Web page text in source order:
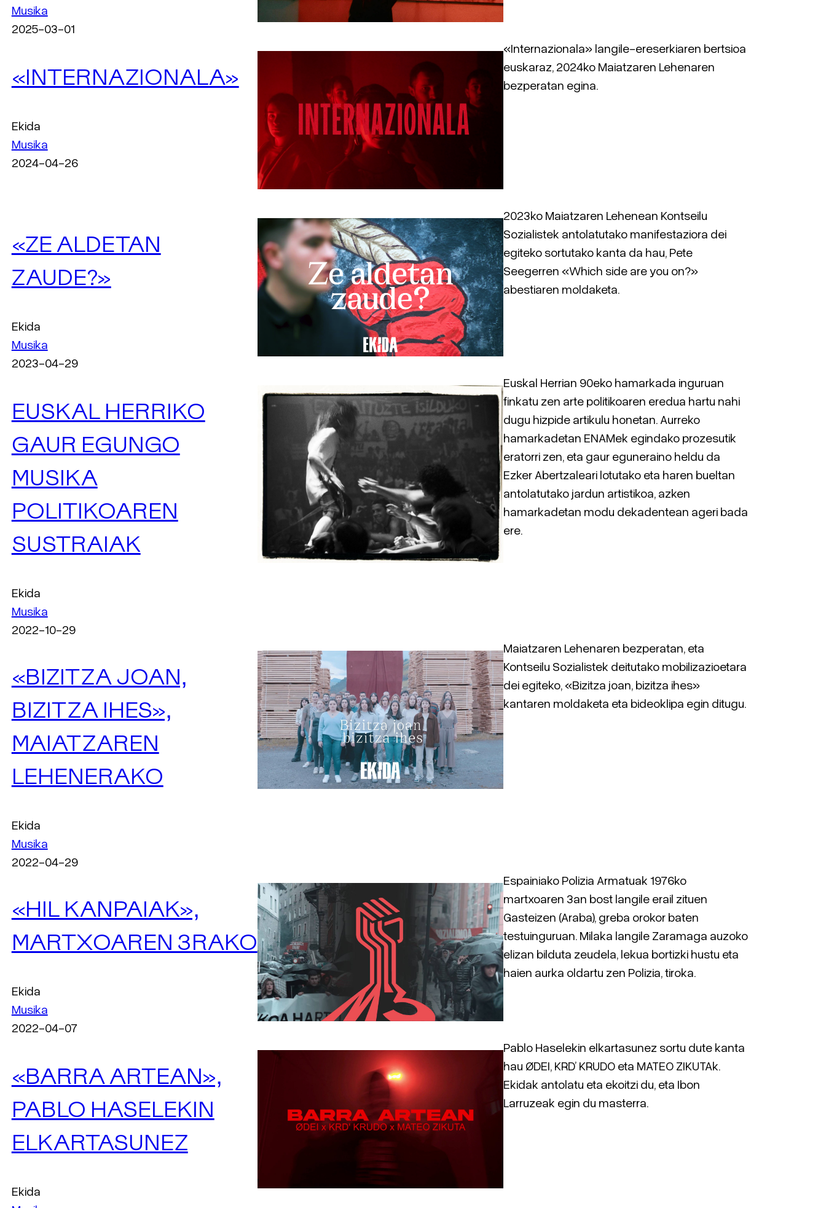
Musika
2025-03-01
«INTERNAZIONALA»
Ekida
Musika
2024-04-26
«Internazionala» langile-ereserkiaren bertsioa
euskaraz, 2024ko Maiatzaren Lehenaren
bezperatan egina.
«ZE ALDETAN
ZAUDE?»
Ekida
Musika
2023-04-29
2023ko Maiatzaren Lehenean Kontseilu
Sozialistek antolatutako manifestaziora dei
egiteko sortutako kanta da hau, Pete
Seegerren «Which side are you on?»
abestiaren moldaketa.
EUSKAL HERRIKO
GAUR EGUNGO
MUSIKA
POLITIKOAREN
SUSTRAIAK
Ekida
Musika
2022-10-29
Euskal Herrian 90eko hamarkada inguruan
finkatu zen arte politikoaren eredua hartu nahi
dugu hizpide artikulu honetan. Aurreko
hamarkadetan ENAMek egindako prozesutik
eratorri zen, eta gaur eguneraino heldu da
Ezker Abertzaleari lotutako eta haren bueltan
antolatutako jardun artistikoa, azken
hamarkadetan modu dekadentean ageri bada
ere.
«BIZITZA JOAN,
BIZITZA IHES»,
MAIATZAREN
LEHENERAKO
Ekida
Musika
2022-04-29
Maiatzaren Lehenaren bezperatan, eta
Kontseilu Sozialistek deitutako mobilizazioetara
dei egiteko, «Bizitza joan, bizitza ihes»
kantaren moldaketa eta bideoklipa egin ditugu.
«HIL KANPAIAK»,
MARTXOAREN 3RAKO
Ekida
Musika
2022-04-07
Espainiako Polizia Armatuak 1976ko
martxoaren 3an bost langile erail zituen
Gasteizen (Araba), greba orokor baten
testuinguruan. Milaka langile Zaramaga auzoko
elizan bilduta zeudela, lekua bortizki hustu eta
haien aurka oldartu zen Polizia, tiroka.
«BARRA ARTEAN»,
PABLO HASELEKIN
ELKARTASUNEZ
Ekida
Pablo Haselekin elkartasunez sortu dute kanta
hau ØDEI, KRD’ KRUDO eta MATEO ZIKUTAk.
Ekidak antolatu eta ekoitzi du, eta Ibon
Larruzeak egin du masterra.